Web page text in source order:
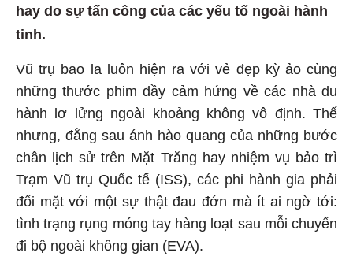
hay do sự tấn công của các yếu tố ngoài hành
tinh.
Vũ trụ bao la luôn hiện ra với vẻ đẹp kỳ ảo cùng
những thước phim đầy cảm hứng về các nhà du
hành lơ lửng ngoài khoảng không vô định. Thế
nhưng, đằng sau ánh hào quang của những bước
chân lịch sử trên Mặt Trăng hay nhiệm vụ bảo trì
Trạm Vũ trụ Quốc tế (ISS), các phi hành gia phải
đối mặt với một sự thật đau đớn mà ít ai ngờ tới:
tình trạng rụng móng tay hàng loạt sau mỗi chuyến
đi bộ ngoài không gian (EVA).